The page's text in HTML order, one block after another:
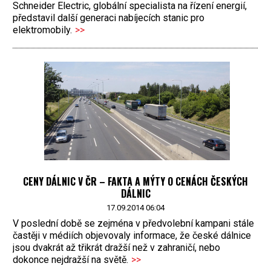
Schneider Electric, globální specialista na řízení energií,
představil další generaci nabíjecích stanic pro
elektromobily. >>
CENY DÁLNIC V ČR – FAKTA A MÝTY O CENÁCH ČESKÝCH
DÁLNIC
17.09.2014 06:04
V poslední době se zejména v předvolební kampani stále
častěji v médiích objevovaly informace, že české dálnice
jsou dvakrát až třikrát dražší než v zahraničí, nebo
dokonce nejdražší na světě. >>